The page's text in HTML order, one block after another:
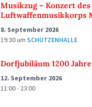
Musikzug – Konzert des
Luftwaffenmusikkorps
8. September 2026
19:30um SCHÜTZENHALLE
Dorfjubiläum 1200
12. September 2026
11:00 - 23:00